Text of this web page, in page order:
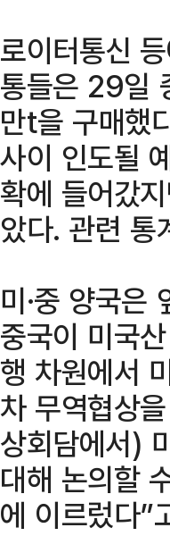
로이터통신
통들은 29일
만t을 구매했
사이 인도될
확에 들어갔
았다. 관련
미·중 양국
중국이 미국
행 차원에서
차 무역협상
상회담에서)
대해 논의할
에 이르렀다”